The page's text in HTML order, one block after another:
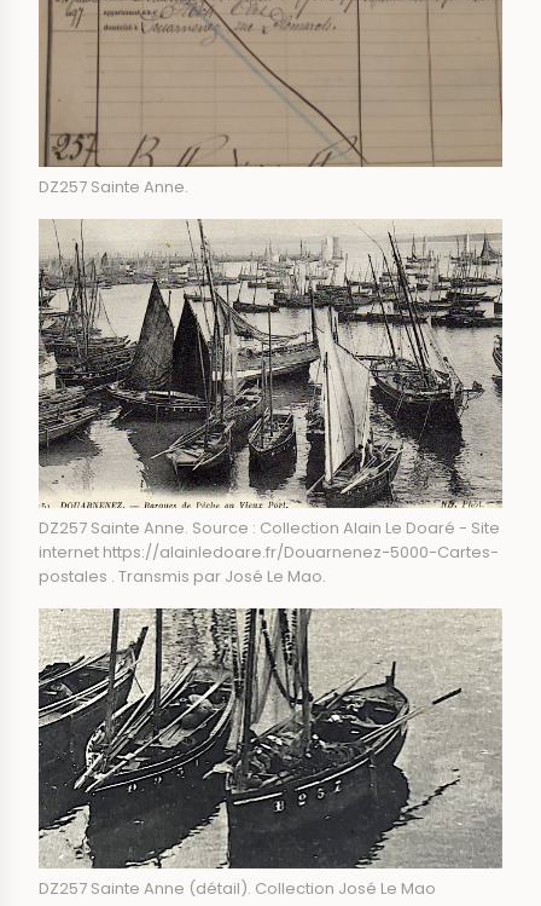
DZ257 Sainte Anne.
DZ257 Sainte Anne. Source : Collection Alain Le Doaré - Site
internet https://alainledoare.fr/Douarnenez-5000-Cartes-
postales . Transmis par José Le Mao.
DZ257 Sainte Anne (détail). Collection José Le Mao